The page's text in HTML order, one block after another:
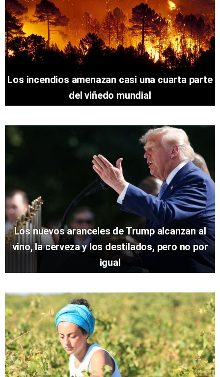
Los incendios amenazan casi una cuarta parte
del viñedo mundial
Los nuevos aranceles de Trump alcanzan al
vino, la cerveza y los destilados, pero no por
igual